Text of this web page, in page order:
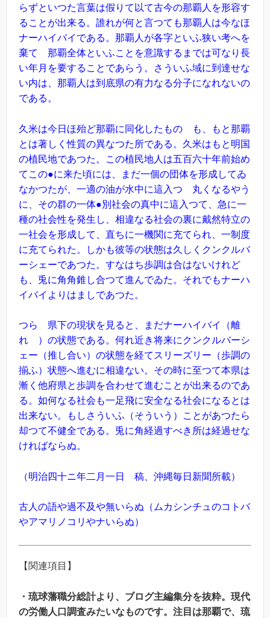
らずといつた言葉は假りて以て古今の那覇人を形容す
ることが出来る。誰れが何と言つても那覇人は今なほ
ナーハイバイである。那覇人が各字といふ狭い考へを
棄てゝ那覇全体といふことを意識するまでは可なり長
い年月を要することであらう。さういふ域に到達せな
い内は、那覇人は到底県の有力なる分子になれないの
である。
久米は今日ほ殆ど那覇に同化したものゝも、もと那覇
とは著しく性質の異なつた所である。久米はもと明国
の植民地であつた。この植民地人は五百六十年前始め
てこの●に来た頃には、まだ一個の団体を形成してゐ
なかつたが、一適の油が水中に這入つゝ丸くなるやう
に、その群の一体●別社会の真中に這入つて、急に一
種の社会性を発生し、相違なる社会の裏に戴然特立の
一社会を形成して、直ちに一機関に充てられ、一制度
に充てられた。しかも彼等の状態は久しくクンクルバ
ーシェーであつた。すなはち歩調は合はないけれど
も、兎に角角錐し合つて進んでゐた。それでもナーハ
イバイよりはましであつた。
つらゝ県下の現状を見ると、まだナーハイバイ（離
れゝ）の状態である。何れ近き将来にクンクルバーシ
ェー（推し合い）の状態を経てスリーズリー（歩調の
揃ふ）状態へ進むに相違ない。その時に至つて本県は
漸く他府県と歩調を合わせて進むことが出来るのであ
る。如何なる社会も一足飛に安全なる社会になるとは
出来ない。もしさういふ（そういう）ことがあつたら
却つて不健全である。兎に角経過すべき所は経過せな
ければならぬ。
（明治四十ニ年二月一日 稿、沖縄毎日新聞所載）
古人の語や過不及や無いらぬ（ムカシンチュのコトバ
やアマリノコリやナいらぬ）
【関連項目】
・琉球藩職分総計より、ブログ主編集分を抜粋。現代
の労働人口調査みたいなものです。注目は那覇で、琉